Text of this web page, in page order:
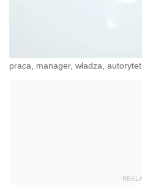
praca, manager, władza, autorytet